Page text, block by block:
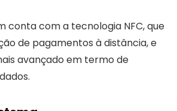
conta com a tecnologia NFC, que
de pagamentos à distância, e
avançado em termo de